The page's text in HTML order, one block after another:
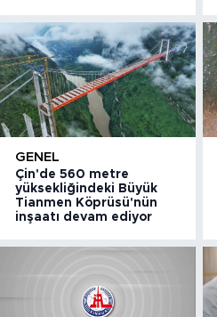
GENEL
Çin'de 560 metre
yüksekliğindeki Büyük
Tianmen Köprüsü'nün
inşaatı devam ediyor